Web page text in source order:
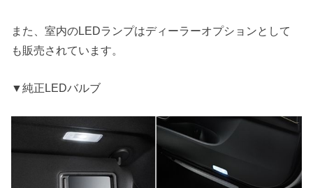
また、室内のLEDランプはディーラーオプションとして
も販売されています。
▼純正LEDバルブ